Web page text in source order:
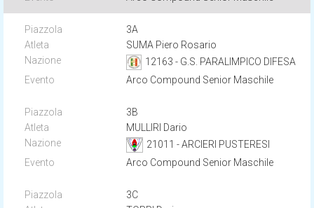
3A
SUMA Piero Rosario
12163 - G.S. PARALIMPICO DIFESA
Arco Compound Senior Maschile
3B
MULLIRI Dario
21011 - ARCIERI PUSTERESI
Arco Compound Senior Maschile
3C